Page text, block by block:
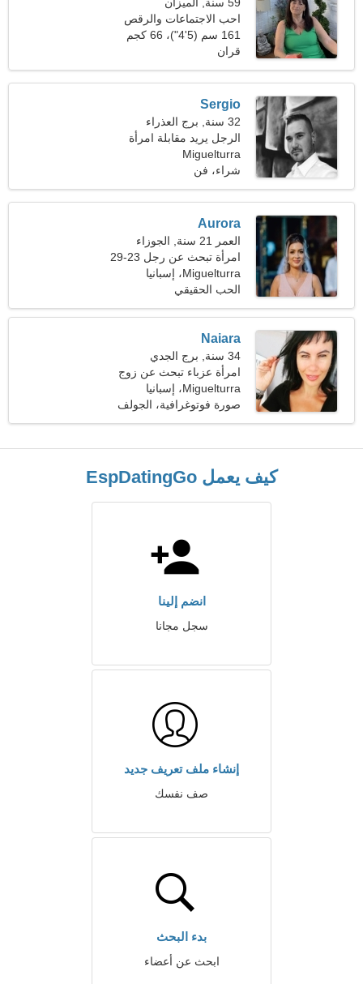
احب الاجتماعات والرقص
161 سم (5'4")، 66 كجم
(145 رطلا)
قران
Sergio
32 سنة, برج العذراء
الرجل يريد مقابلة امرأة
Miguelturra
شراء، فن
Aurora
العمر 21 سنة, الجوزاء
امرأة تبحث عن رجل 23-29
Miguelturra، إسبانيا
الحب الحقيقي
Naiara
34 سنة, برج الجدي
امرأة عزباء تبحث عن زوج
39-41
Miguelturra، إسبانيا
صورة فوتوغرافية، الجولف
كيف يعمل EspDatingGo
انضم إلينا
سجل مجانا
إنشاء ملف تعريف جديد
صف نفسك
بدء البحث
ابحث عن أعضاء